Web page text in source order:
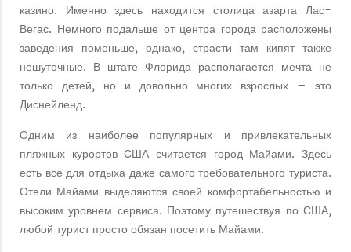
казино. Именно здесь находится столица азарта Лас-
Вегас. Немного подальше от центра города расположены
заведения поменьше, однако, страсти там кипят также
нешуточные. В штате Флорида располагается мечта не
только детей, но и довольно многих взрослых – это
Диснейленд.
Одним из наиболее популярных и привлекательных
пляжных курортов США считается город Майами. Здесь
есть все для отдыха даже самого требовательного туриста.
Отели Майами выделяются своей комфортабельностью и
высоким уровнем сервиса. Поэтому путешествуя по США,
любой турист просто обязан посетить Майами.